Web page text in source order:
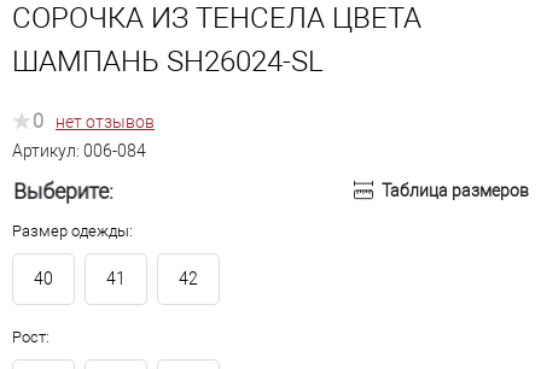
СОРОЧКА ИЗ ТЕНСЕЛА ЦВЕТА
ШАМПАНЬ SH26024-SL
0
нет отзывов
Артикул: 006-084
Выберите: Таблица размеров
Размер одежды:
40 41 42
Рост: